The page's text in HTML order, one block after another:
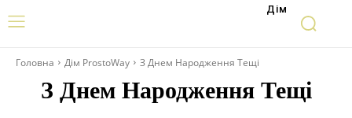
Дім
Головна Дім ProstoWay З Днем Народження Тещі
З Днем Народження Тещі